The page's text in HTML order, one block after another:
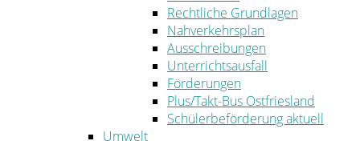
Rechtliche Grundlagen
Nahverkehrsplan
Ausschreibungen
Unterrichtsausfall
Förderungen
Plus/Takt-Bus Ostfriesland
Schülerbeförderung aktuell
Umwelt